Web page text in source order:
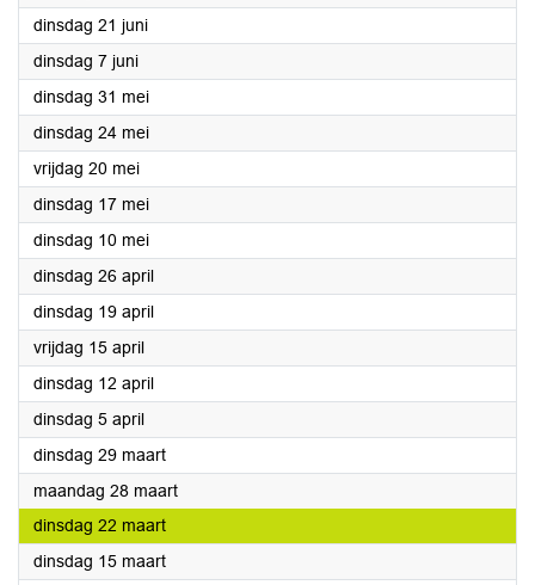
dinsdag 21 juni2022
dinsdag 7 juni2022
dinsdag 31 mei2022
dinsdag 24 mei2022
vrijdag 20 mei2022
dinsdag 17 mei2022
dinsdag 10 mei2022
dinsdag 26 april2022
dinsdag 19 april2022
vrijdag 15 april2022
dinsdag 12 april2022
dinsdag 5 april2022
dinsdag 29 maart2022
maandag 28 maart2022
dinsdag 22 maart2022
dinsdag 15 maart2022